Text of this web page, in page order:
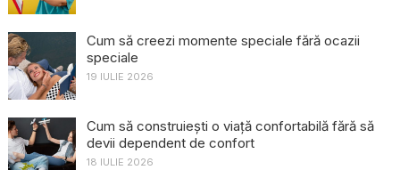
Cum să creezi momente speciale fără ocazii
speciale
19 IULIE 2026
Cum să construiești o viață confortabilă fără să
devii dependent de confort
18 IULIE 2026